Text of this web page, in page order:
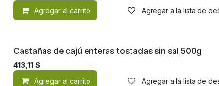
Agregar al carrito Agregar a la lista de
Castañas de cajú enteras tostadas sin sal 500g
413,11 $
Agregar al carrito Agregar a la lista de